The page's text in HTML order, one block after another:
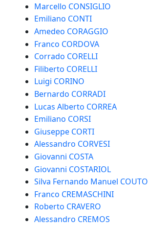
Marcello CONSIGLIO
Emiliano CONTI
Amedeo CORAGGIO
Franco CORDOVA
Corrado CORELLI
Filiberto CORELLI
Luigi CORINO
Bernardo CORRADI
Lucas Alberto CORREA
Emiliano CORSI
Giuseppe CORTI
Alessandro CORVESI
Giovanni COSTA
Giovanni COSTARIOL
Silva Fernando Manuel COUTO
Franco CREMASCHINI
Roberto CRAVERO
Alessandro CREMOS